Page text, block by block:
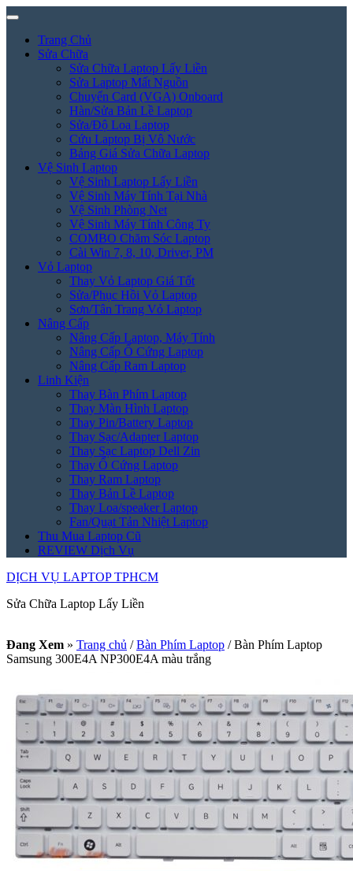
Trang Chủ
Sửa Chữa
Sửa Chữa Laptop Lấy Liền
Sửa Laptop Mất Nguồn
Chuyển Card (VGA) Onboard
Hàn/Sửa Bản Lề Laptop
Sửa/Độ Loa Laptop
Cứu Laptop Bị Vô Nước
Bảng Giá Sửa Chữa Laptop
Vệ Sinh Laptop
Vệ Sinh Laptop Lấy Liền
Vệ Sinh Máy Tính Tại Nhà
Vệ Sinh Phòng Net
Vệ Sinh Máy Tính Công Ty
COMBO Chăm Sóc Laptop
Cài Win 7, 8, 10, Driver, PM
Vỏ Laptop
Thay Vỏ Laptop Giá Tốt
Sửa/Phục Hồi Vỏ Laptop
Sơn/Tân Trang Vỏ Laptop
Nâng Cấp
Nâng Cấp Laptop, Máy Tính
Nâng Cấp Ổ Cứng Laptop
Nâng Cấp Ram Laptop
Linh Kiện
Thay Bàn Phím Laptop
Thay Màn Hình Laptop
Thay Pin/Battery Laptop
Thay Sạc/Adapter Laptop
Thay Sạc Laptop Dell Zin
Thay Ổ Cứng Laptop
Thay Ram Laptop
Thay Bản Lề Laptop
Thay Loa/speaker Laptop
Fan/Quạt Tản Nhiệt Laptop
Thu Mua Laptop Cũ
REVIEW Dịch Vụ
DỊCH VỤ LAPTOP TPHCM
Sửa Chữa Laptop Lấy Liền
Đang Xem » Trang chủ / Bàn Phím Laptop /Bàn Phím Laptop
Samsung 300E4A NP300E4A màu trắng